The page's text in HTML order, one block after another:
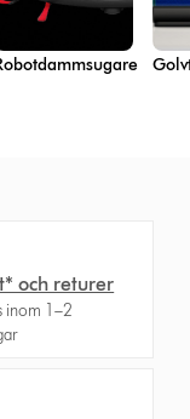
och returer
inom 1–2